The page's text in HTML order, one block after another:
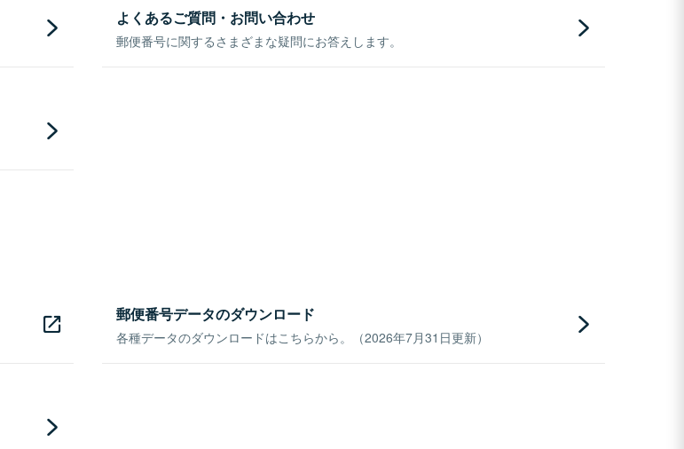
よくあるご質問・お問い合わせ
郵便番号に関するさまざまな疑問にお答えします。
郵便番号データのダウンロード
各種データのダウンロードはこちらから。（2026年7月31日更新）